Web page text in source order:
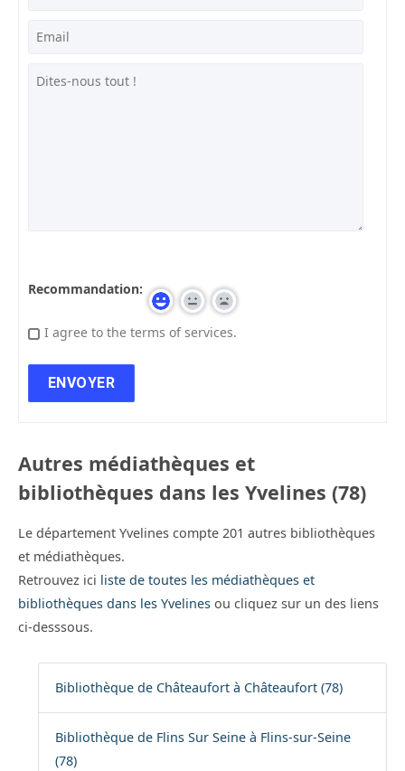
Recommandation:
I agree to the terms of services.
Autres médiathèques et
bibliothèques dans les Yvelines (78)
Le département Yvelines compte 201 autres bibliothèques
et médiathèques.
Retrouvez ici liste de toutes les médiathèques et
bibliothèques dans les Yvelines ou cliquez sur un des liens
ci-desssous.
Bibliothèque de Châteaufort à Châteaufort (78)
Bibliothèque de Flins Sur Seine à Flins-sur-Seine
(78)